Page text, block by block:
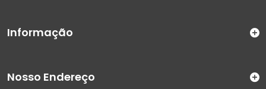
Informação
Nosso Endereço